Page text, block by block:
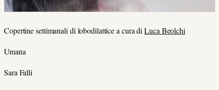
Copertine settimanali di lobodilattice a cura diLuca Beolchi
Umana
Sara Falli